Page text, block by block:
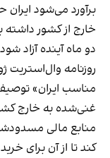
خارج از کشور
دو ماه آیندهآزاد شود
روزنامه وال‌استریت
مناسب ایران»
غنی‌شده به خارج
منابع مالی
کند تا از آن برای